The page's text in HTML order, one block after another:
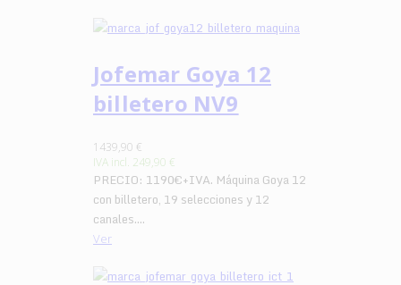
Jofemar Goya 12
billetero NV9
1439,90 €
IVA incl. 249,90 €
PRECIO: 1190€+IVA. Máquina Goya 12
con billetero, 19 selecciones y 12
canales....
Ver